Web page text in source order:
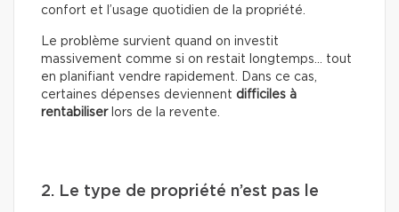
confort et l’usage quotidien de la propriété.
Le problème survient quand on investit
massivement comme si on restait longtemps… tout
en planifiant vendre rapidement. Dans ce cas,
certaines dépenses deviennent difficiles à
rentabiliserlors de la revente.
2. Le type de propriété n’est pas le